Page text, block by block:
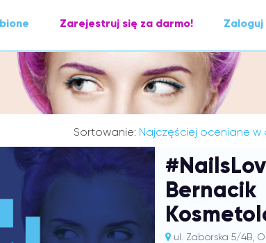
Zarejestruj się za darmo! Zaloguj
Sortowanie: Najczęściej oceniane
Bernacik
ul. Zaborska 5/4B,